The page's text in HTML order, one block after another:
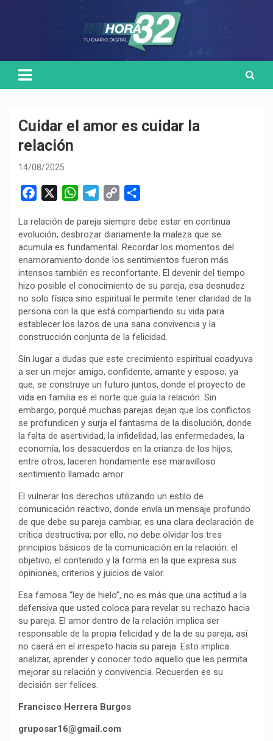
Cuidar el amor es cuidar la
relación
14/08/2025
c
e
b
o
o
k
W
a
t
s
A
p
p
l
e
g
r
a
m
p
y
L
i
n
k
m
p
a
r
t
r
La relación de pareja siempre debe estar en continua
evolución, desbrozar diariamente la maleza que se
acumula es fundamental. Recordar los momentos del
enamoramiento donde los sentimientos fueron más
intensos también es reconfortante. El devenir del tiempo
hizo posible el conocimiento de su pareja, esa desnudez
no solo física sino espiritual le permite tener claridad de la
persona con la que está compartiendo su vida para
establecer los lazos de una sana convivencia y la
construcción conjunta de la felicidad.
Sin lugar a dudas que este crecimiento espiritual coadyuva
a ser un mejor amigo, confidente, amante y esposo; ya
que, se construye un futuro juntos, donde el proyecto de
vida en familia es el norte que guía la relación. Sin
embargo, porqué muchas parejas dejan que los conflictos
se profundicen y surja el fantasma de la disolución, donde
la falta de asertividad, la infidelidad, las enfermedades, la
economía, los desacuerdos en la crianza de los hijos,
entre otros, laceren hondamente ese maravilloso
sentimiento llamado amor.
El vulnerar los derechos utilizando un estilo de
comunicación reactivo, donde envía un mensaje profundo
de que debe su pareja cambiar, es una clara declaración de
crítica destructiva; por ello, no debe olvidar los tres
principios básicos de la comunicación en la relación: el
objetivo, el contenido y la forma en la que expresa sus
opiniones, criterios y juicios de valor.
Esa famosa “ley de hielo”, no es más que una actitud a la
defensiva que usted coloca para revelar su rechazo hacia
su pareja. El amor dentro de la relación implica ser
responsable de la propia felicidad y de la de su pareja, así
no caerá en el irrespeto hacia su pareja. Esto implica
analizar, aprender y conocer todo aquello que les permita
mejorar su relación y convivencia. Recuerden es su
decisión ser felices.
Francisco Herrera Burgos
gruposar16@gmail.com